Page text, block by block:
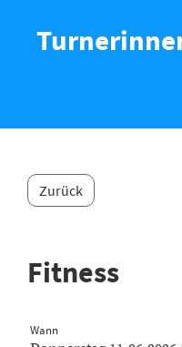
Zurück
Fitness
Wann